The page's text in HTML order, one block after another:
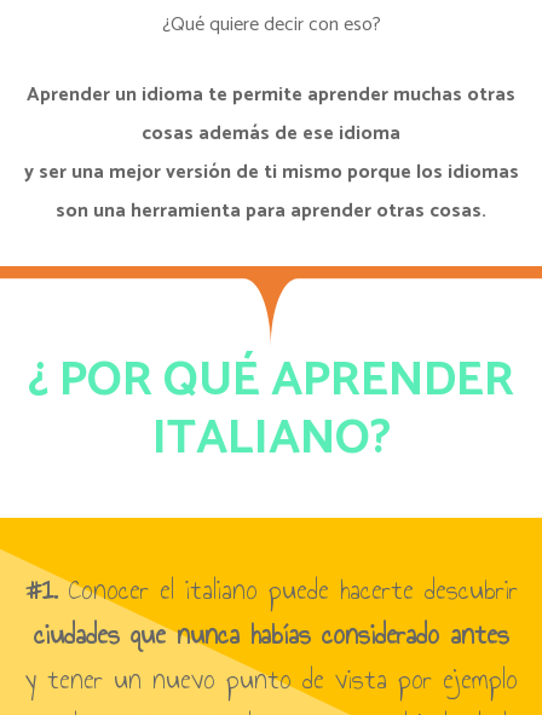
¿Qué quiere decir con eso?
Aprender un idioma te permite aprender muchas otras
cosas además de ese idioma
y ser una mejor versión de ti mismo porque los idiomas
son una herramienta para aprender otras cosas.
¿ POR QUÉ APRENDER
ITALIANO?
#1.Conocer el italiano puede hacerte descubrir
ciudades que nunca habías considerado antes
y tener un nuevo punto de vista por ejemplo